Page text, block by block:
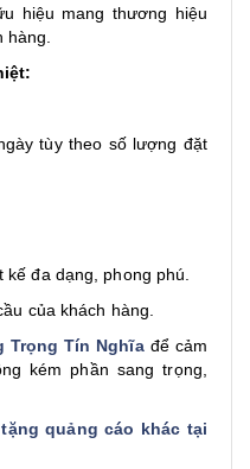
hiệu mang thương hiệu
tùy theo số lượng đặt
đa dạng, phong phú.
của khách hàng.
Trọng Tín Nghĩađể cảm
kém phần sang trọng,
quảng cáo khác tại